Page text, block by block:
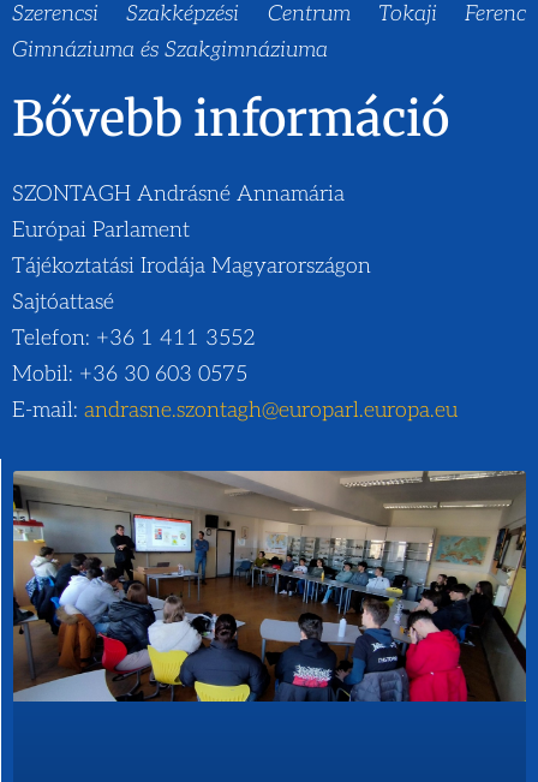
Szerencsi Szakképzési Centrum Tokaji Ferenc
Gimnáziuma és Szakgimnáziuma
Bővebb információ
SZONTAGH Andrásné Annamária
Európai Parlament
Tájékoztatási Irodája Magyarországon
Sajtóattasé
Telefon: +36 1 411 3552
Mobil: +36 30 603 0575
E-mail: andrasne.szontagh@europarl.europa.eu